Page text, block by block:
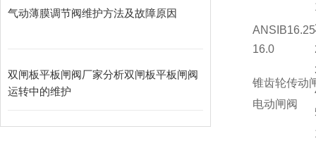
气动薄膜调节阀维护方法及故障原因
双闸板平板闸阀厂家分析双闸板平板闸阀
运转中的维护
锥齿轮传动
电动闸阀
16.0